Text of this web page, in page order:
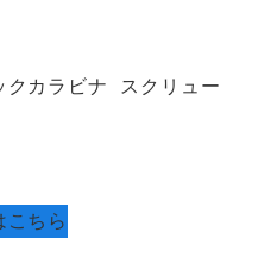
クカラビナ スクリュー
こちら